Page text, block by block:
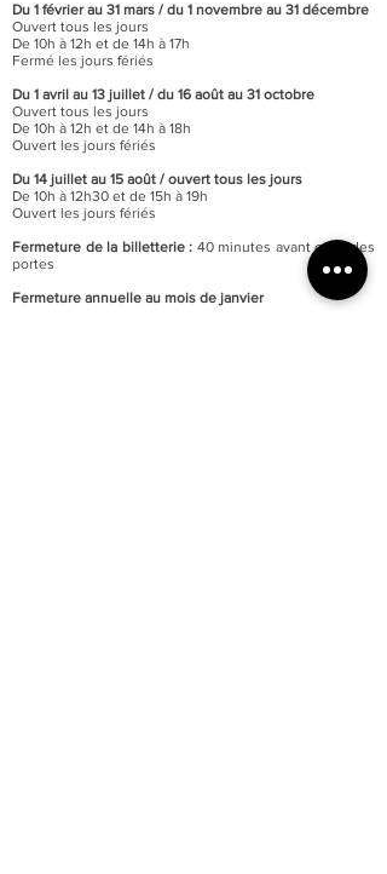
Du 1 février au 31 mars / du 1 novembre au 31 décembre
Ouvert tous les jours
De 10h à 12h et de 14h à 17h
Fermé les jours fériés
Du 1 avril au 13 juillet / du 16 août au 31 octobre
Ouvert tous les jours
De 10h à 12h et de 14h à 18h
Ouvert les jours fériés
Du 14 juillet au 15 août / ouvert tous les jours
De 10h à 12h30 et de 15h à 19h
Ouvert les jours fériés
Fermeture de la billetterie : 40 minutes avant celle des
portes
Fermeture annuelle au mois de janvier